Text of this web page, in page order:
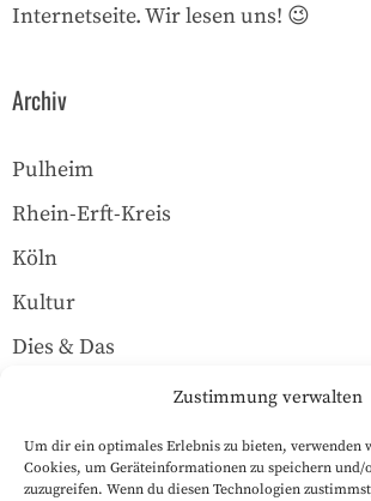
Zustimmung verwalten
Um dir ein optimales Erlebnis zu bieten, verwenden
Cookies, um Geräteinformationen zu speichern und/
zuzugreifen. Wenn du diesen Technologien
Internetseite. Wir lesen uns! 😉
Archiv
Pulheim
Rhein-Erft-Kreis
Köln
Kultur
Dies & Das
Rechtliches